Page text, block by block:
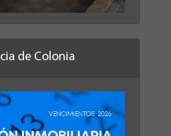
de Colonia